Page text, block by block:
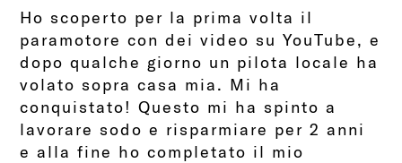
Ho scoperto per la prima volta il
paramotore con dei video su YouTube, e
dopo qualche giorno un pilota locale ha
volato sopra casa mia. Mi ha
conquistato! Questo mi ha spinto a
lavorare sodo e risparmiare per 2 anni
e alla fine ho completato il mio